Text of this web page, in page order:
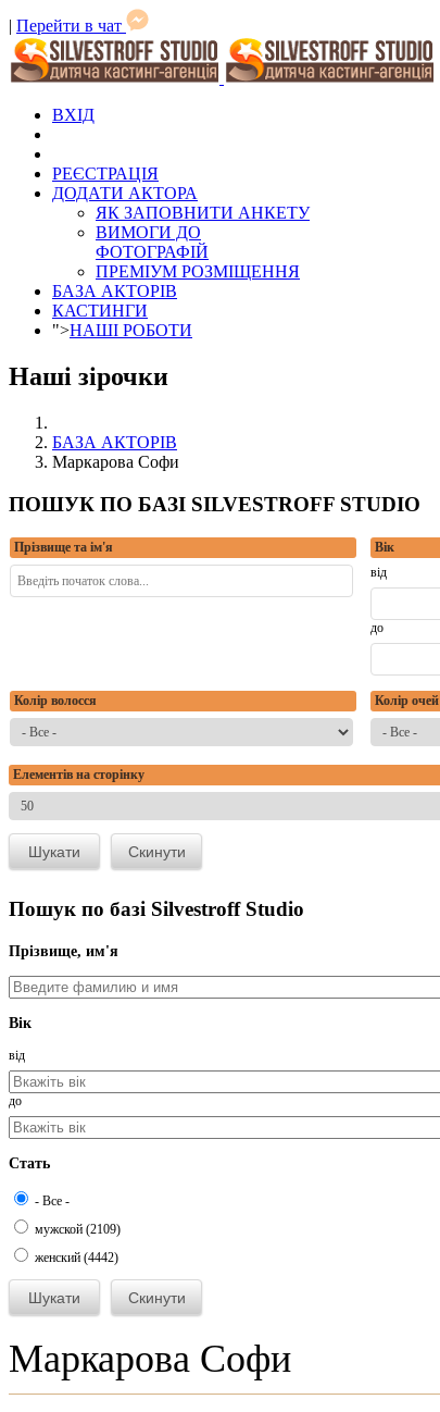
| Перейти в чат
ВХІД
РЕЄСТРАЦІЯ
ДОДАТИ АКТОРА
ЯК ЗАПОВНИТИ АНКЕТУ
ВИМОГИ ДО
ФОТОГРАФІЙ
ПРЕМІУМ РОЗМІЩЕННЯ
БАЗА АКТОРІВ
КАСТИНГИ
">НАШІ РОБОТИ
Наші зірочки
БАЗА АКТОРІВ
Маркарова Софи
ПОШУК ПО БАЗІ SILVESTROFF STUDIO
Прізвище та ім'я
Вік
від
до
Колір волосся Колір очей
Елементів на сторінку
Пошук по базі Silvestroff Studio
Прізвище, им'я
Вік
від
до
Стать
- Все -
мужской (2109)
женский (4442)
Маркарова Софи